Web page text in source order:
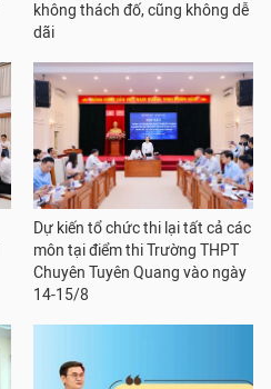
không thách đố, cũng không dễ
dãi
Dự kiến tổ chức thi lại tất cả các
môn tại điểm thi Trường THPT
Chuyên Tuyên Quang vào ngày
14-15/8